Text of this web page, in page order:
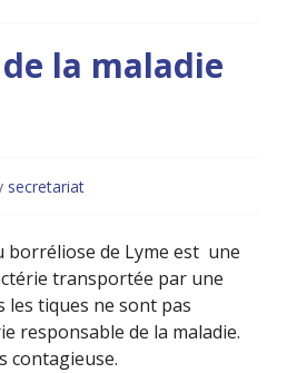
la maladie
secretariat
borréliose de Lyme est une
transportée par une
les tiques ne sont pas
responsable de la maladie.
contagieuse.